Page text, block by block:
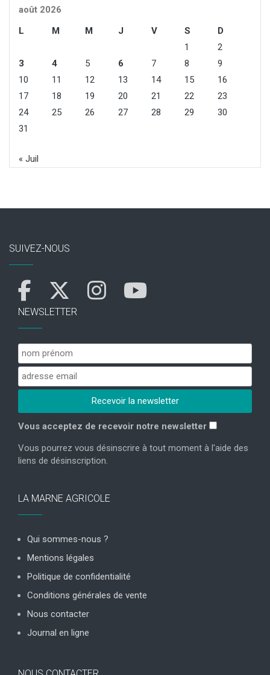
août 2026
L
M M J V S
D
1
2
3
4 5 6 7 8
9
10
11 12 13 14 15
16
17
18 19 20 21 22
23
24
25 26 27 28 29
30
31
« Juil
SUIVEZ-NOUS
NEWSLETTER
Vous acceptez de recevoir notre newsletter
Vous pourrez vous désinscrire à tout moment à l'aide des
liens de désinscription.
LA MARNE AGRICOLE
Qui sommes-nous ?
Mentions légales
Politique de confidentialité
Conditions générales de vente
Nous contacter
Journal en ligne